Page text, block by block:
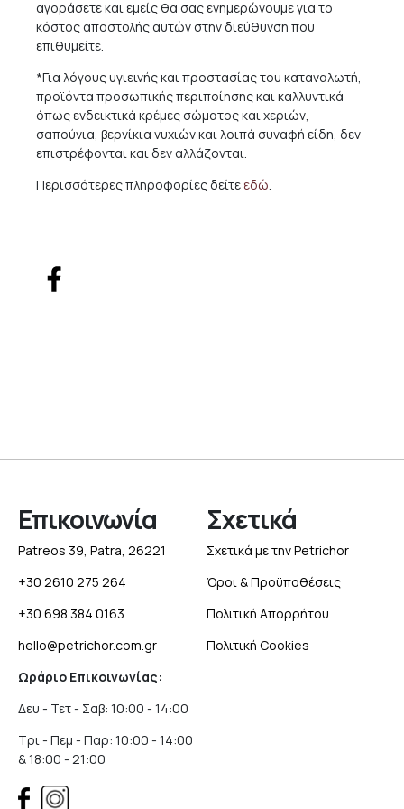
αγοράσετε και εμείς θα σας ενημερώνουμε για το
κόστος αποστολής αυτών στην διεύθυνση που
επιθυμείτε.
*Για λόγους υγιεινής και προστασίας του καταναλωτή,
προϊόντα προσωπικής περιποίησης και καλλυντικά
όπως ενδεικτικά κρέμες σώματος και χεριών,
σαπούνια, βερνίκια νυχιών και λοιπά συναφή είδη, δεν
επιστρέφονται και δεν αλλάζονται.
Περισσότερες πληροφορίες δείτε εδώ.
Επικοινωνία
Patreos 39, Patra, 26221
+30 2610 275 264
+30 698 384 0163
hello@petrichor.com.gr
Ωράριο Επικοινωνίας:
Δευ - Τετ - Σαβ: 10:00 - 14:00
Τρι - Πεμ - Παρ: 10:00 - 14:00
& 18:00 - 21:00
Σχετικά
Σχετικά με την Petrichor
Όροι & Προϋποθέσεις
Πολιτική Απορρήτου
Πολιτική Cookies